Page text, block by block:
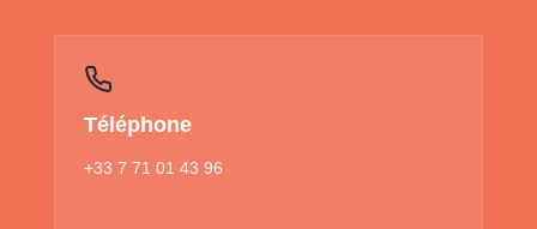
Téléphone
+33 7 71 01 43 96